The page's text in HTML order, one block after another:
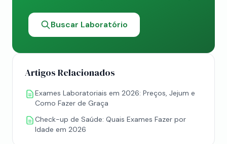
Buscar Laboratório
Artigos Relacionados
Exames Laboratoriais em 2026: Preços, Jejum e
Como Fazer de Graça
Check-up de Saúde: Quais Exames Fazer por
Idade em 2026